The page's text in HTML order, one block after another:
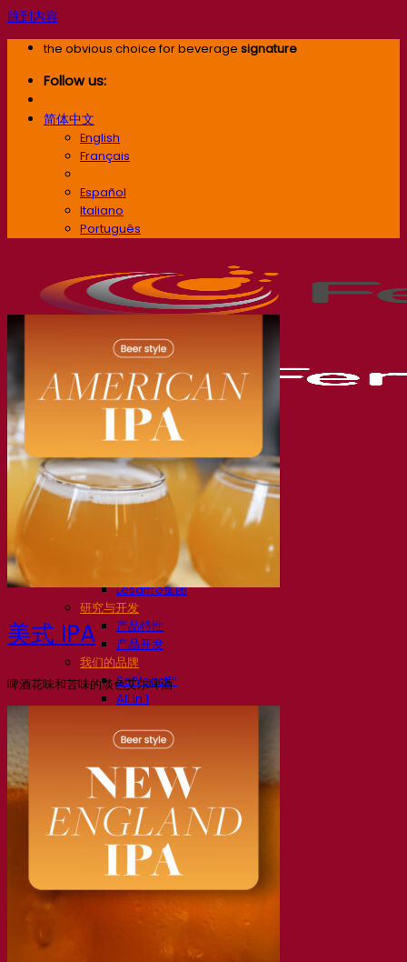
跳到内容
the obvious choice for beverage signature
Follow us:
简体中文
English
Français
Español
Italiano
Português
我们的公司
关于我们
Fermentis 园区
充满热情的团队
支持创造力
Lesaffre集团
研究与开发
产品特性
产品开发
我们的品牌
SafYeast™
All In 1
其他服务
委托制造
酒水饮料品鉴
发酵解决方案
啤酒
活性干酵母啤酒
细菌
发酵助剂啤酒
啤酒功能性产品
啤酒风格
美式 IPA
啤酒花味和苦味的淡色艾尔啤酒